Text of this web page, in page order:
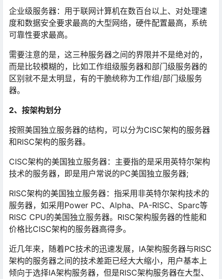
企业级服务器：用于联网计算机在数百台以上、对处理速
度和数据安全要求最高的大型网络，硬件配置最高，系统
可靠性要求最高。
需要注意的是，这三种服务器之间的界限并不是绝对的，
而是比较模糊的，比如工作组级服务器和部门级服务器的
区别就不是太明显，有的干脆统称为工作组/部门级服务
器。
2、按架构划分
按照美国独立服务器的结构，可以分为CISC架构的服务器
和RISC架构的服务器。
CISC架构的美国独立服务器：主要指的是采用英特尔架构
技术的服务器，即是用户常说的PC美国独立服务器;
RISC架构的美国独立服务器：指采用非英特尔架构技术的
服务器，如采用Power PC、Alpha、PA-RISC、Sparc等
RISC CPU的美国独立服务器。RISC架构服务器的性能和
价格比CISC架构的服务器高得多。
近几年来，随着PC技术的迅速发展，IA架构服务器与RISC
架构的服务器之间的技术差距已经大大缩小，用户基本上
倾向于选择IA架构服务器，但是RISC架构服务器在大型、